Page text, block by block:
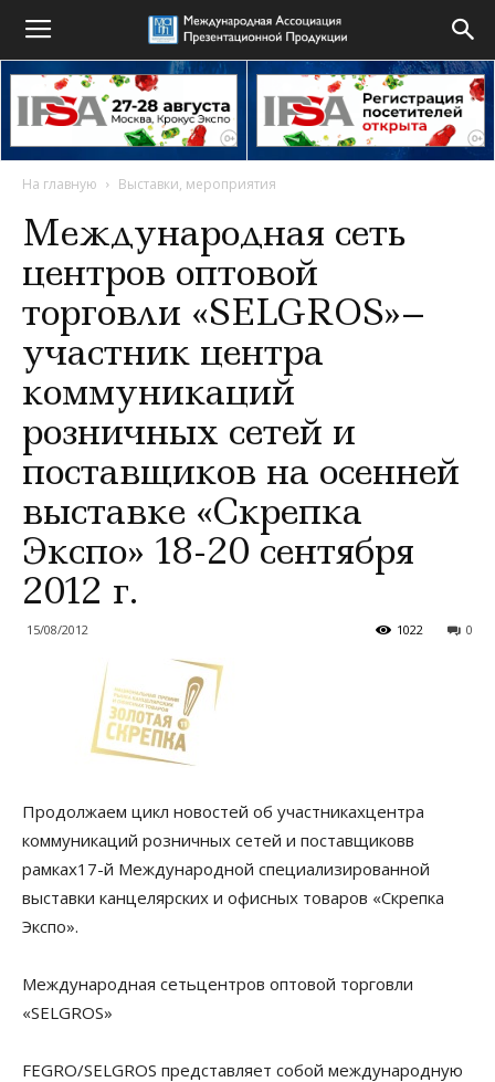
На главную Выставки, мероприятия
Международная сеть
центров оптовой
торговли «SELGROS»–
участник центра
коммуникаций
розничных сетей и
поставщиков на осенней
выставке «Скрепка
Экспо» 18-20 сентября
2012 г.
15/08/2012 0
1022
Продолжаем цикл новостей об участникахцентра
коммуникаций розничных сетей и поставщиковв
рамках17-й Международной специализированной
выставки канцелярских и офисных товаров «Скрепка
Экспо».
Международная сетьцентров оптовой торговли
«SELGROS»
FEGRO/SELGROS представляет собой международную